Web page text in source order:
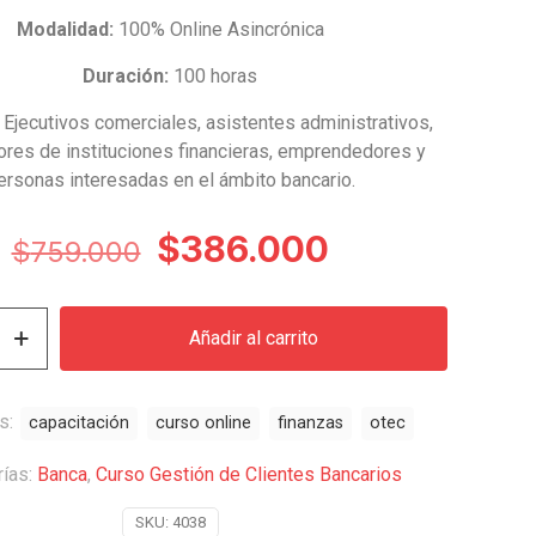
Modalidad: 100% Online Asincrónica
Duración: 100 horas
Ejecutivos comerciales, asistentes administrativos,
de instituciones financieras, emprendedores y
interesadas en el ámbito bancario.
$759.000 El
original
era:
$386.000El
actual
Añadir al carrito
SKU: 4038
Banca, Curso Gestión de Clientes Bancarios
capacitación curso online finanzas otec